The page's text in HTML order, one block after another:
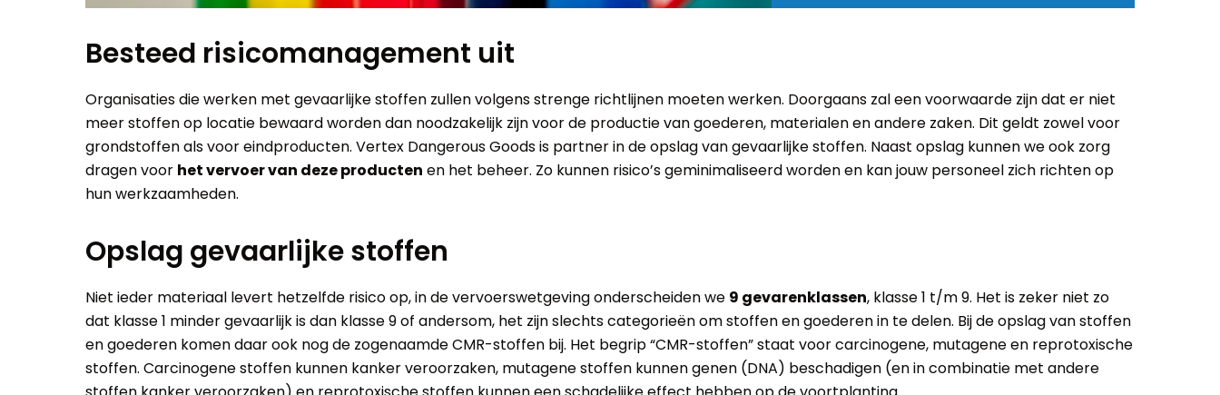
Besteed risicomanagement uit
Organisaties die werken met gevaarlijke stoffen zullen volgens strenge richtlijnen moeten werken. Doorgaans zal een voorwaarde zijn dat er niet
meer stoffen op locatie bewaard worden dan noodzakelijk zijn voor de productie van goederen, materialen en andere zaken. Dit geldt zowel voor
grondstoffen als voor eindproducten. Vertex Dangerous Goods is partner in de opslag van gevaarlijke stoffen. Naast opslag kunnen we ook zorg
dragen voor het vervoer van deze producten en het beheer. Zo kunnen risico’s geminimaliseerd worden en kan jouw personeel zich richten op
hun werkzaamheden.
Opslag gevaarlijke stoffen
Niet ieder materiaal levert hetzelfde risico op, in de vervoerswetgeving onderscheiden we 9 gevarenklassen, klasse 1 t/m 9. Het is zeker niet zo
dat klasse 1 minder gevaarlijk is dan klasse 9 of andersom, het zijn slechts categorieën om stoffen en goederen in te delen. Bij de opslag van stoffen
en goederen komen daar ook nog de zogenaamde CMR-stoffen bij. Het begrip “CMR-stoffen” staat voor carcinogene, mutagene en reprotoxische
stoffen. Carcinogene stoffen kunnen kanker veroorzaken, mutagene stoffen kunnen genen (DNA) beschadigen (en in combinatie met andere